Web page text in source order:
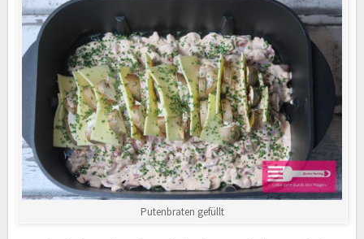
Putenbraten gefüllt